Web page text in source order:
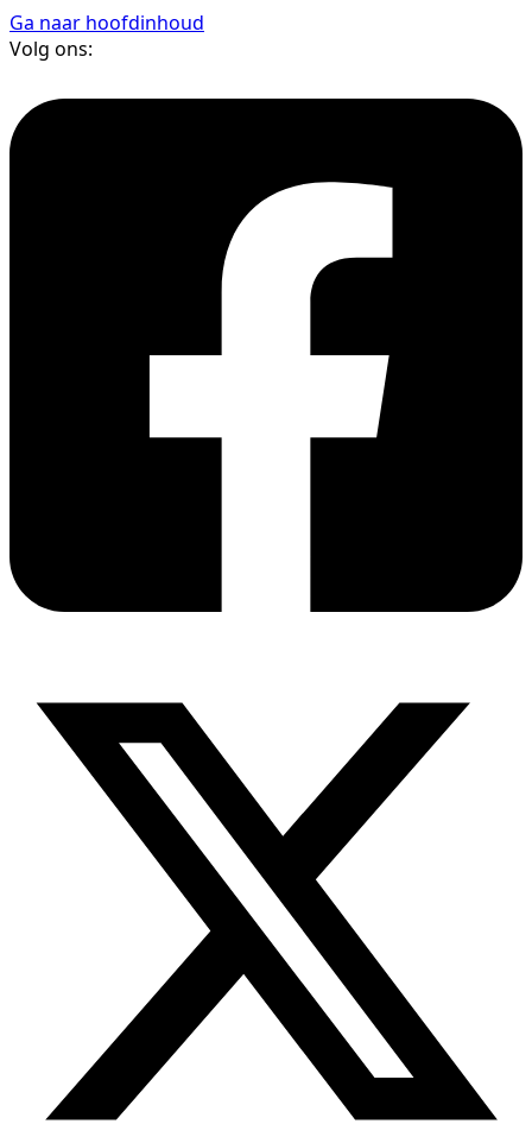
Ga naar hoofdinhoud
Volg ons: